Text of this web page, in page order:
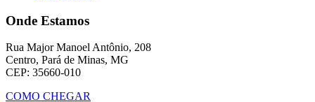
Onde Estamos
Rua Major Manoel Antônio, 208
Centro, Pará de Minas, MG
CEP: 35660-010
COMO CHEGAR